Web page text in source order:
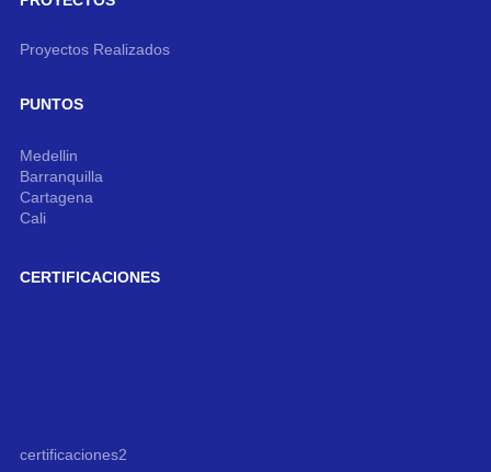
Proyectos Realizados
PUNTOS
Medellin
Barranquilla
Cartagena
Cali
CERTIFICACIONES
certificaciones2